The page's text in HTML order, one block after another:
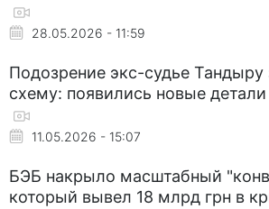
28.05.2026 - 11:59
Подозрение экс-судье Тандыру
схему: появились новые
11.05.2026 - 15:07
БЭБ накрыло масштабный
который вывел 18 млрд грн в